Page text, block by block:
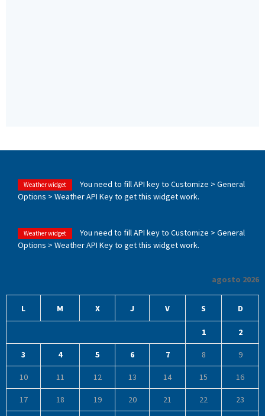
Weather widget
You need to fill API key to Customize > General
Options > Weather API Key to get this widget work.
Weather widget
You need to fill API key to Customize > General
Options > Weather API Key to get this widget work.
agosto 2026
L M X J V S D
1 2
3 4 5 6 7 8 9
10 11 12 13 14 15 16
17 18 19 20 21 22 23